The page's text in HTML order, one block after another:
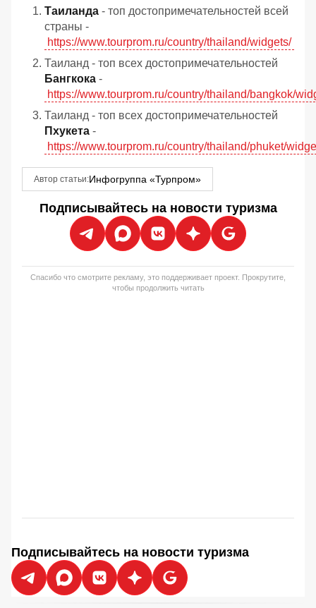
Таиланда - топ достопримечательностей всей
страны -
https://www.tourprom.ru/country/thailand/widgets/
Таиланд - топ всех достопримечательностей
Бангкока -
https://www.tourprom.ru/country/thailand/bangkok/
Таиланд - топ всех достопримечательностей
Пхукета -
https://www.tourprom.ru/country/thailand/phuket/
Автор статьи:Инфогруппа «Турпром»
Подписывайтесь на новости туризма
Спасибо что смотрите рекламу, это поддерживает проект. Прокрутите,
чтобы продолжить читать
Подписывайтесь на новости туризма